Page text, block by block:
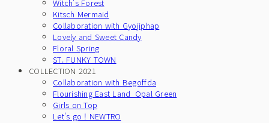
Witch's Forest
Kitsch Mermaid
Collaboration with Gyojiphap
Lovely and Sweet Candy
Floral Spring
ST. FUNKY TOWN
COLLECTION 2021
Collaboration with Begoffda
Flourishing East Land_Opal Green
Girls on Top
Let's go ! NEWTRO